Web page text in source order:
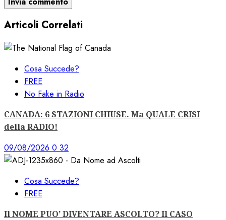
Articoli Correlati
Cosa Succede?
FREE
No Fake in Radio
CANADA: 6 STAZIONI CHIUSE. Ma QUALE CRISI
della RADIO!
09/08/2026 0 32
Cosa Succede?
FREE
Il NOME PUO’ DIVENTARE ASCOLTO? Il CASO